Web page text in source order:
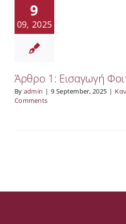
9
09, 2025
Άρθρο 1: Εισαγωγή
By admin | 9 September, 2025 |
Comments